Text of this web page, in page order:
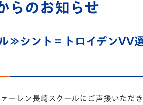
ロフィール
ッフプロフィール
フォトギャラリー
スタジアムグルメ
らのお知らせ
≫シント＝トロイデンVV
ーレン長崎スクールにご声援いただ